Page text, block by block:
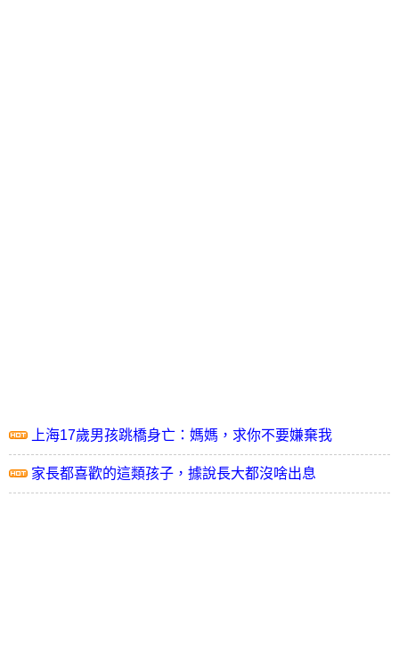
上海17歲男孩跳橋身亡：媽媽，求你不要嫌棄我
家長都喜歡的這類孩子，據說長大都沒啥出息